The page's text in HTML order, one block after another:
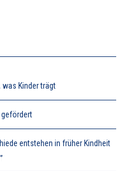
Kinder trägt
gefördert
entstehen in früher Kindheit